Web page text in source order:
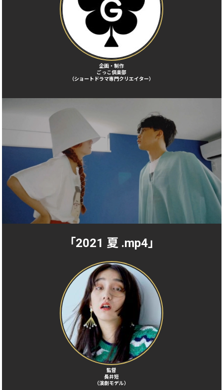
企画・制作
ごっこ倶楽部
（ショートドラマ専門クリエイター）
「2021 夏 .mp4」
監督
長井短
（演劇モデル）